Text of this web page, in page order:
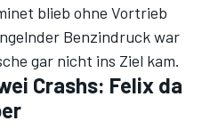
blieb ohne Vortrieb
Benzindruck war
gar nicht ins Ziel kam.
Crashs: Felix da